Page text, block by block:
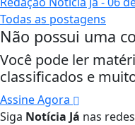
Todas as postagens
Não possui uma
Você pode ler
classificados e
Assine Agora
Siga Notícia Já nas